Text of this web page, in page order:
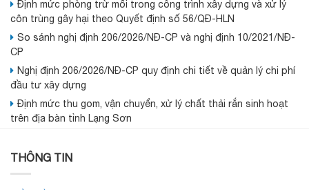
Định mức phòng trừ mối trong công trình xây dựng và xử lý
côn trùng gây hại theo Quyết định số 56/QĐ-HLN
So sánh nghị định 206/2026/NĐ-CP và nghị định 10/2021/NĐ-
CP
Nghị định 206/2026/NĐ-CP quy định chi tiết về quản lý chi phí
đầu tư xây dựng
Định mức thu gom, vận chuyển, xử lý chất thải rắn sinh hoạt
trên địa bàn tỉnh Lạng Sơn
THÔNG TIN